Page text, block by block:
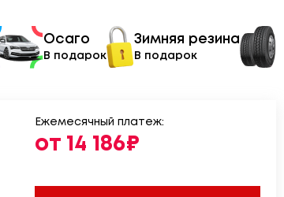
Осаго
В подарок
Зимняя резина
В подарок
Ежемесячный платеж:
от 14 186₽